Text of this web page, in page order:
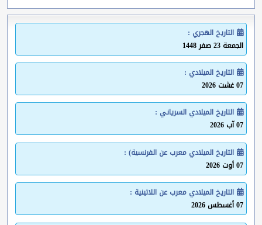
التاريخ الهجري :
الجمعة 23 صفر 1448
التاريخ الميلادي :
07 غشت 2026
التاريخ الميلادي السرياني :
07 آب 2026
التاريخ الميلادي معرب عن الفرنسية) :
07 أوت 2026
التاريخ الميلادي معرب عن اللاتينية :
07 أغسطس 2026